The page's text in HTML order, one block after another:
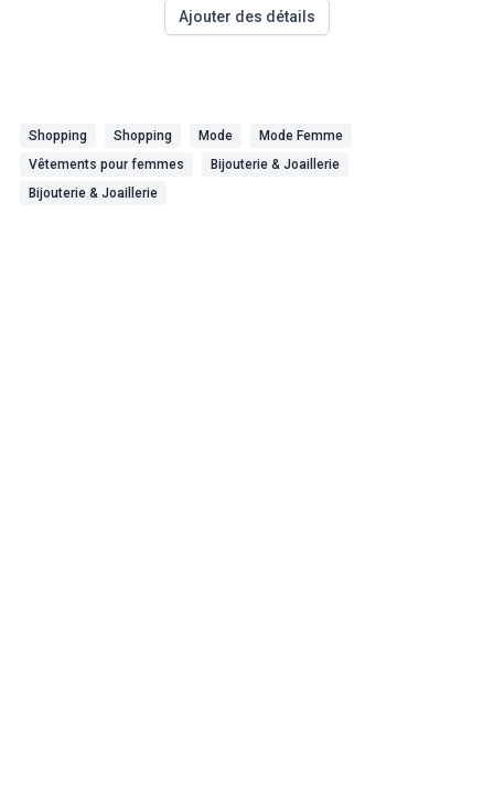
Ajouter des détails
Shopping Shopping Mode
Mode Femme
Vêtements pour femmes
Bijouterie & Joaillerie
Bijouterie & Joaillerie